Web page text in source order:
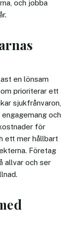
och jobba
en lönsam
prioriterar ett
sjukfrånvaron,
och
för
ett mer hållbart
Företag
allvar och ser